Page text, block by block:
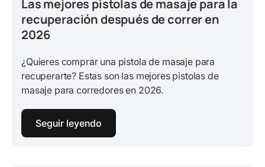
Las mejores pistolas de masaje para la
recuperación después de correr en
2026
¿Quieres comprar una pistola de masaje para
recuperarte? Estas son las mejores pistolas de
masaje para corredores en 2026.
Seguir leyendo